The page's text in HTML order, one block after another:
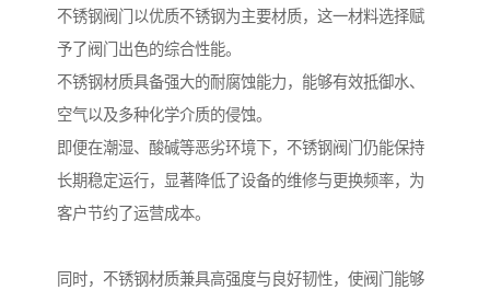
不锈钢阀门以优质不锈钢为主要材质，这一材料选择赋
予了阀门出色的综合性能。
不锈钢材质具备强大的耐腐蚀能力，能够有效抵御水、
空气以及多种化学介质的侵蚀。
即便在潮湿、酸碱等恶劣环境下，不锈钢阀门仍能保持
长期稳定运行，显著降低了设备的维修与更换频率，为
客户节约了运营成本。
同时，不锈钢材质兼具高强度与良好韧性，使阀门能够